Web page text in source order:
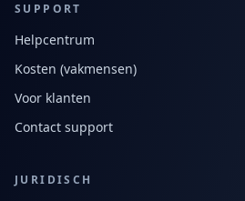
SUPPORT
Helpcentrum
Kosten (vakmensen)
Voor klanten
Contact support
JURIDISCH